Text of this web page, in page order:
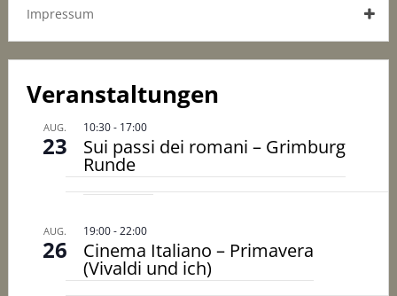
Impressum
Veranstaltungen
AUG.
23
10:30- 17:00
Sui passi dei romani – Grimburg
Runde
AUG.
26
19:00-22:00
Cinema Italiano – Primavera
(Vivaldi und ich)